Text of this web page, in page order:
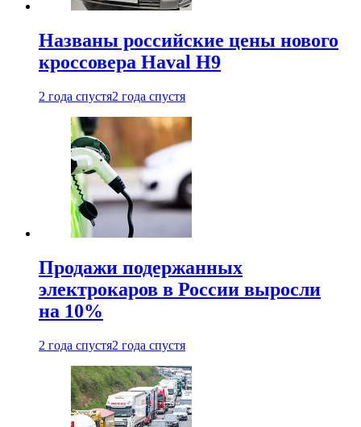
Названы российские цены нового
кроссовера Haval H9
2 года спустя2 года спустя
Продажи подержанных
электрокаров в России выросли
на 10%
2 года спустя2 года спустя